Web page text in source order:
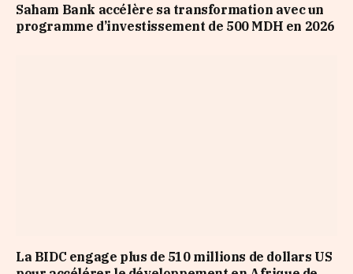
Saham Bank accélère sa transformation avec un
programme d’investissement de 500 MDH en 2026
La BIDC engage plus de 510 millions de dollars US